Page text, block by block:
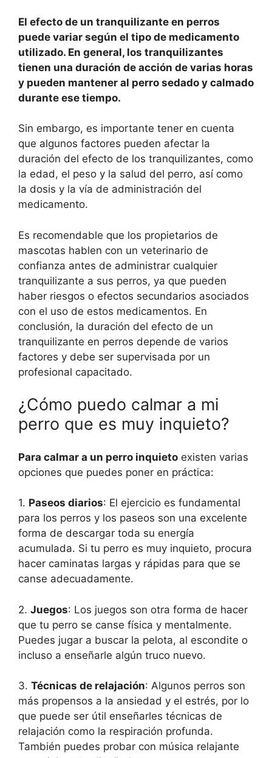
El efecto de un tranquilizante en perros
puede variar según el tipo de medicamento
utilizado. En general, los tranquilizantes
tienen una duración de acción de varias horas
y pueden mantener al perro sedado y calmado
durante ese tiempo.
Sin embargo, es importante tener en cuenta
que algunos factores pueden afectar la
duración del efecto de los tranquilizantes, como
la edad, el peso y la salud del perro, así como
la dosis y la vía de administración del
medicamento.
Es recomendable que los propietarios de
mascotas hablen con un veterinario de
confianza antes de administrar cualquier
tranquilizante a sus perros, ya que pueden
haber riesgos o efectos secundarios asociados
con el uso de estos medicamentos. En
conclusión, la duración del efecto de un
tranquilizante en perros depende de varios
factores y debe ser supervisada por un
profesional capacitado.
¿Cómo puedo calmar a mi
perro que es muy inquieto?
Para calmar a un perro inquieto existen varias
opciones que puedes poner en práctica:
1. Paseos diarios: El ejercicio es fundamental
para los perros y los paseos son una excelente
forma de descargar toda su energía
acumulada. Si tu perro es muy inquieto, procura
hacer caminatas largas y rápidas para que se
canse adecuadamente.
2. Juegos: Los juegos son otra forma de hacer
que tu perro se canse física y mentalmente.
Puedes jugar a buscar la pelota, al escondite o
incluso a enseñarle algún truco nuevo.
3. Técnicas de relajación: Algunos perros son
más propensos a la ansiedad y el estrés, por lo
que puede ser útil enseñarles técnicas de
relajación como la respiración profunda.
También puedes probar con música relajante